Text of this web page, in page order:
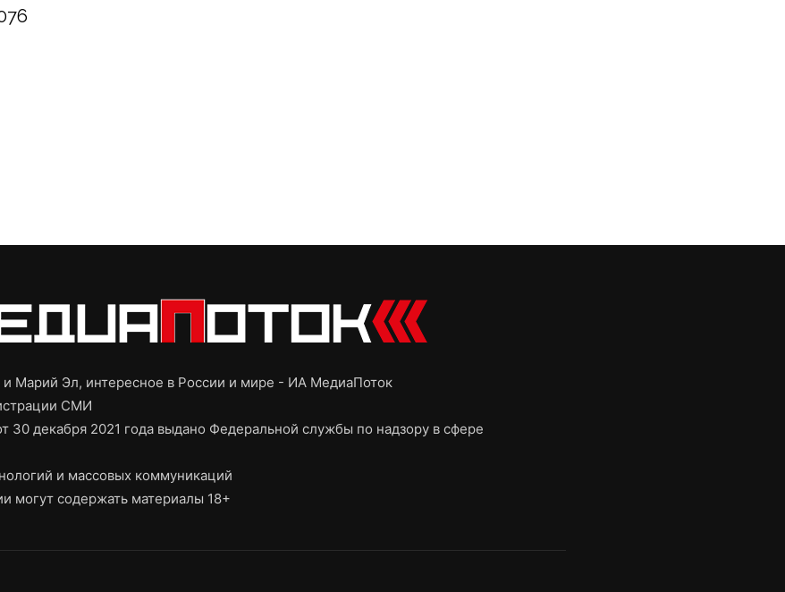
Марий Эл, интересное в России и мире - ИА МедиаПоток
СМИ
декабря 2021 года выдано Федеральной службы по надзору в сфере
и массовых коммуникаций
могут содержать материалы 18+